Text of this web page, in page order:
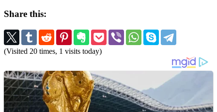
Share this:
(Visited 20 times, 1 visits today)